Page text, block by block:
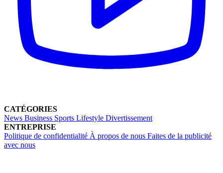
CATÉGORIES
News Business Sports Lifestyle Divertissement
ENTREPRISE
Politique de confidentialité À propos de nous Faites de la publicité
avec nous